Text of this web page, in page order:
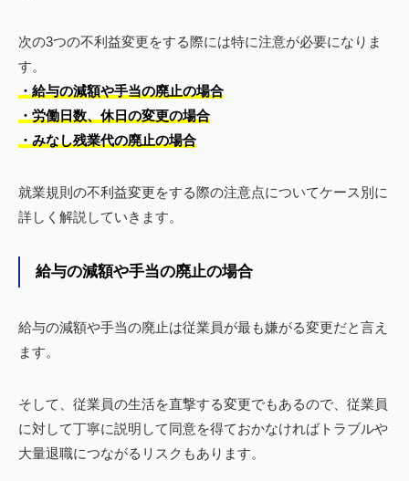
次の3つの不利益変更をする際には特に注意が必要になりま
す。
・給与の減額や手当の廃止の場合
・労働日数、休日の変更の場合
・みなし残業代の廃止の場合
就業規則の不利益変更をする際の注意点についてケース別に
詳しく解説していきます。
給与の減額や手当の廃止の場合
給与の減額や手当の廃止は従業員が最も嫌がる変更だと言え
ます。
そして、従業員の生活を直撃する変更でもあるので、従業員
に対して丁寧に説明して同意を得ておかなければトラブルや
大量退職につながるリスクもあります。